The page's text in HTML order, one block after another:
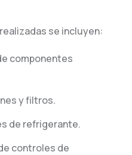
se incluyen:
componentes
y filtros.
de refrigerante.
controles de